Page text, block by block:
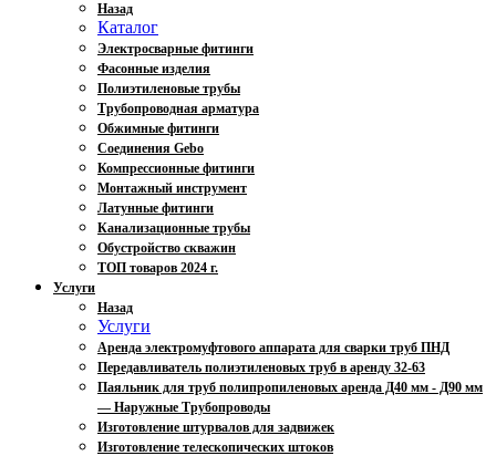
Назад
Каталог
Электросварные фитинги
Фасонные изделия
Полиэтиленовые трубы
Трубопроводная арматура
Обжимные фитинги
Соединения Gebo
Компрессионные фитинги
Монтажный инструмент
Латунные фитинги
Канализационные трубы
Обустройство скважин
ТОП товаров 2024 г.
Услуги
Назад
Услуги
Аренда электромуфтового аппарата для сварки труб ПНД
Передавливатель полиэтиленовых труб в аренду 32-63
Паяльник для труб полипропиленовых аренда Д40 мм - Д90 мм
— Наружные Трубопроводы
Изготовление штурвалов для задвижек
Изготовление телескопических штоков